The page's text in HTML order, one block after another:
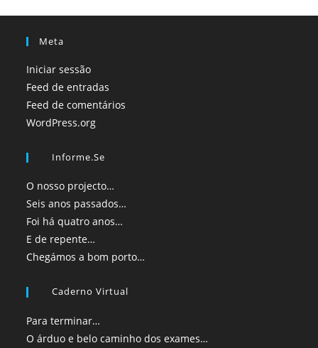
Meta
Iniciar sessão
Feed de entradas
Feed de comentários
WordPress.org
Informe.se
O nosso projecto…
Seis anos passados…
Foi há quatro anos…
E de repente…
Chegámos a bom porto…
Caderno Virtual
Para terminar…
O árduo e belo caminho dos exames…